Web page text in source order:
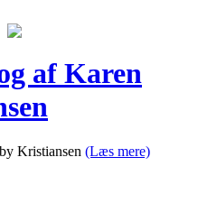
af Karen
Kristiansen (Læs mere)